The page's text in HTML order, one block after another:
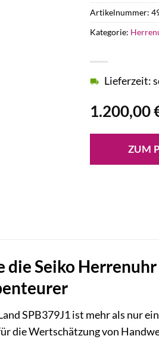
1.200,00
Lieferzeit:
ZUM
Artikelnummer:
Kategorie:
die Seiko
SPB379J1 ist mehr als nur
die Wertschätzung von